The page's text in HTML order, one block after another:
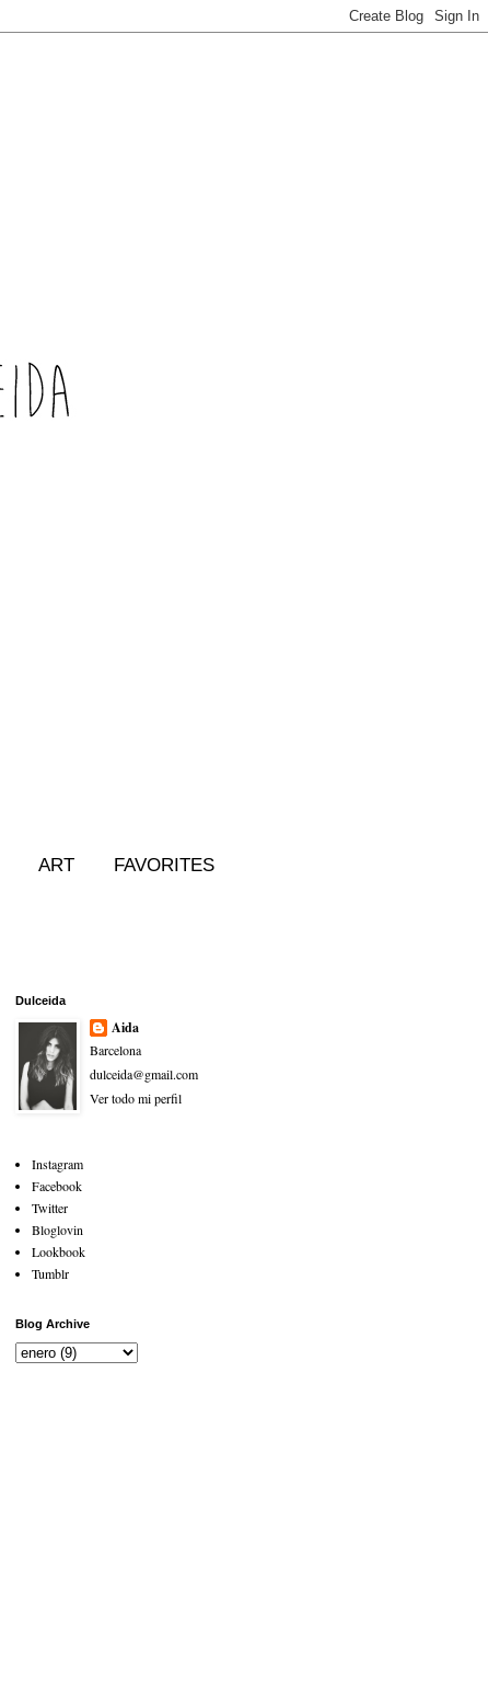
ART FAVORITES
Dulceida
Aida
Barcelona
dulceida@gmail.com
Ver todo mi perfil
Instagram
Facebook
Twitter
Bloglovin
Lookbook
Tumblr
Blog Archive